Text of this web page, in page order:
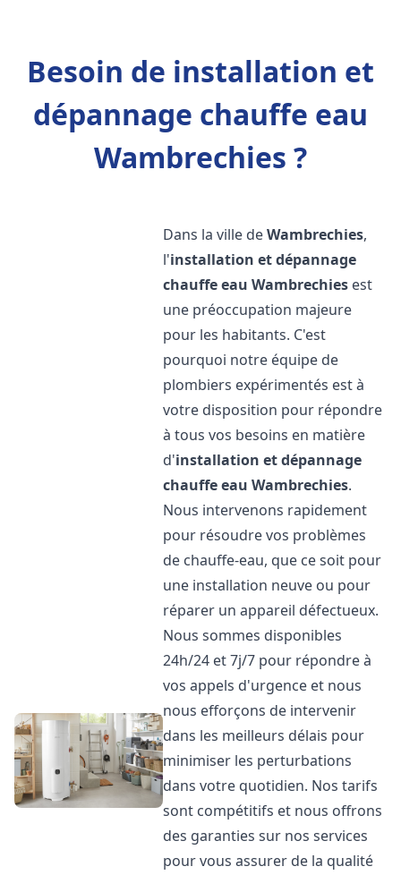
Besoin de installation et
dépannage chauffe eau
Wambrechies ?
Dans la ville deWambrechies,
l'installation et dépannage
chauffe eau Wambrechies est
une préoccupation majeure
pour les habitants. C'est
pourquoi notre équipe de
plombiers expérimentés est à
votre disposition pour répondre
à tous vos besoins en matière
d'installation et dépannage
chauffe eau Wambrechies.
Nous intervenons rapidement
pour résoudre vos problèmes
de chauffe-eau, que ce soit pour
une installation neuve ou pour
réparer un appareil défectueux.
Nous sommes disponibles
24h/24 et 7j/7 pour répondre à
vos appels d'urgence et nous
nous efforçons de intervenir
dans les meilleurs délais pour
minimiser les perturbations
dans votre quotidien. Nos tarifs
sont compétitifs et nous offrons
des garanties sur nos services
pour vous assurer de la qualité